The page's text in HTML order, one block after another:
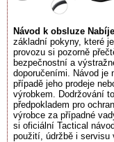
Návod k obsluze
základní pokyny, které
provozu si pozorně
bezpečnostní a
doporučeními. Návod je
případě jeho prodeje
výrobkem. Dodržování
předpokladem pro
výrobce za případné
si oficiální Tactical
použití, údržbě i servisu